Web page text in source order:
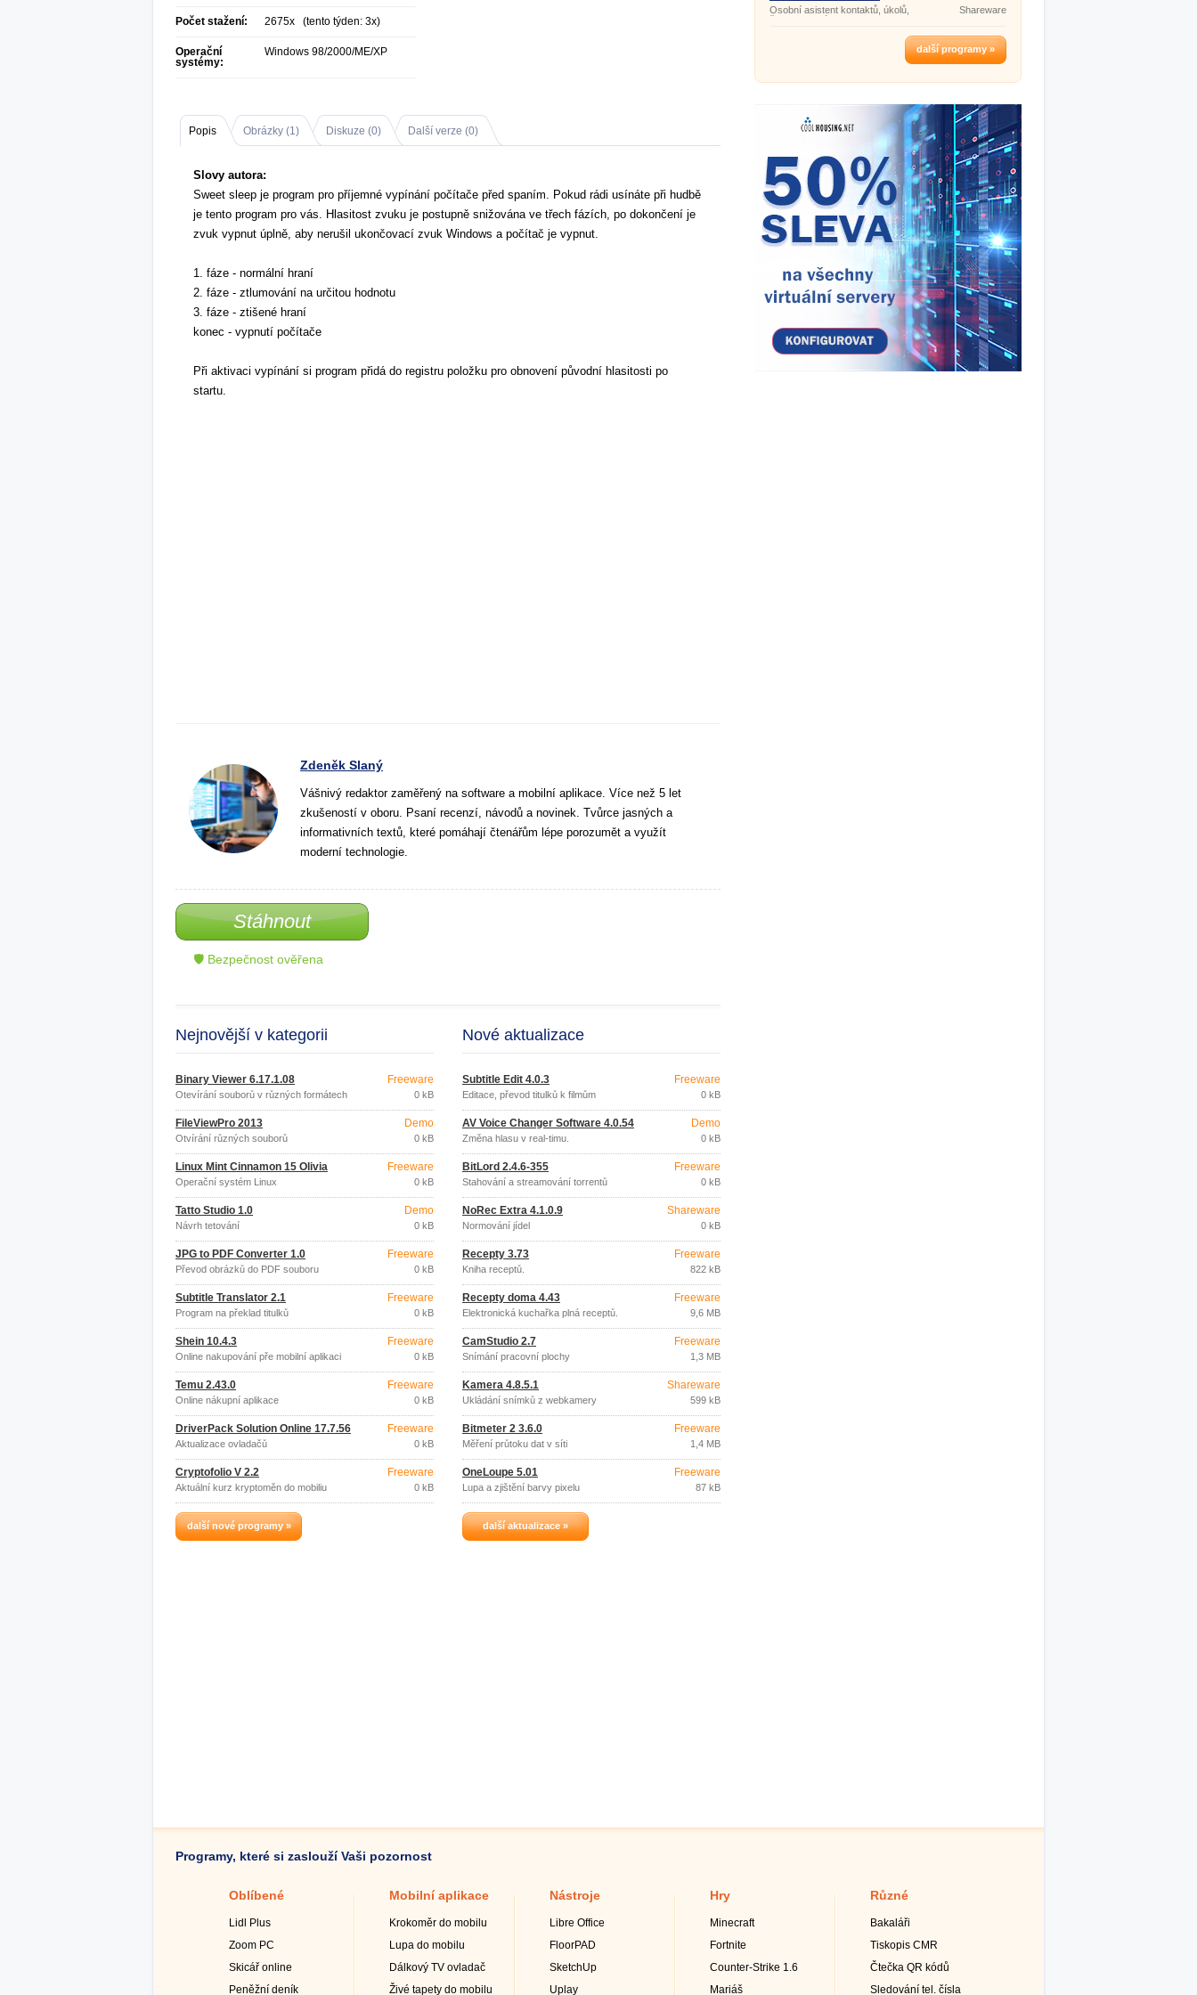
Počet stažení: 2675x (tento týden: 3x)
Operační
systémy:
Windows 98/2000/ME/XP
Popis Obrázky (1) Diskuze (0) Další verze (0)
Slovy autora:
Sweet sleep je program pro příjemné vypínání počítače před spaním. Pokud rádi usínáte při hudbě
je tento program pro vás. Hlasitost zvuku je postupně snižována ve třech fázích, po dokončení je
zvuk vypnut úplně, aby nerušil ukončovací zvuk Windows a počítač je vypnut.
1. fáze - normální hraní
2. fáze - ztlumování na určitou hodnotu
3. fáze - ztišené hraní
konec - vypnutí počítače
Při aktivaci vypínání si program přidá do registru položku pro obnovení původní hlasitosti po
startu.
Zdeněk Slaný
Vášnivý redaktor zaměřený na software a mobilní aplikace. Více než 5 let
zkušeností v oboru. Psaní recenzí, návodů a novinek. Tvůrce jasných a
informativních textů, které pomáhají čtenářům lépe porozumět a využít
moderní technologie.
Stáhnout
🛡 Bezpečnost ověřena
Nejnovější v kategorii
Binary Viewer 6.17.1.08
Otevírání souborů v různých formátech
Freeware
0 kB
FileViewPro 2013
Otvírání různých souborů
Demo
0 kB
Linux Mint Cinnamon 15 Olivia
Operační systém Linux
Freeware
0 kB
Tatto Studio 1.0
Návrh tetování
Demo
0 kB
JPG to PDF Converter 1.0
Převod obrázků do PDF souboru
Freeware
0 kB
Subtitle Translator 2.1
Program na překlad titulků
Freeware
0 kB
Shein 10.4.3
Online nakupování pře mobilní aplikaci
Freeware
0 kB
Temu 2.43.0
Online nákupní aplikace
Freeware
0 kB
DriverPack Solution Online 17.7.56
Aktualizace ovladačů
Freeware
0 kB
Cryptofolio V 2.2
Aktuální kurz kryptoměn do mobiliu
Freeware
0 kB
další nové programy »
Nové aktualizace
Subtitle Edit 4.0.3
Editace, převod titulků k filmům
Freeware
0 kB
AV Voice Changer Software 4.0.54
Změna hlasu v real-timu.
Demo
0 kB
BitLord 2.4.6-355
Stahování a streamování torrentů
Freeware
0 kB
NoRec Extra 4.1.0.9
Normování jídel
Shareware
0 kB
Recepty 3.73
Kniha receptů.
Freeware
822 kB
Recepty doma 4.43
Elektronická kuchařka plná receptů.
Freeware
9,6 MB
CamStudio 2.7
Snímání pracovní plochy
Freeware
1,3 MB
Kamera 4.8.5.1
Ukládání snímků z webkamery
Shareware
599 kB
Bitmeter 2 3.6.0
Měření průtoku dat v síti
Freeware
1,4 MB
OneLoupe 5.01
Lupa a zjištění barvy pixelu
Freeware
87 kB
další aktualizace »
Osobní asistent kontaktů, úkolů,
času a poznámek.
Shareware
další programy »
Programy, které si zaslouží Vaši pozornost
Oblíbené
Lidl Plus
Zoom PC
Skicář online
Peněžní deník
Mobilní aplikace
Krokoměr do mobilu
Lupa do mobilu
Dálkový TV ovladač
Živé tapety do mobilu
Nástroje
Libre Office
FloorPAD
SketchUp
Uplay
Hry
Minecraft
Fortnite
Counter-Strike 1.6
Mariáš
Různé
Bakaláři
Tiskopis CMR
Čtečka QR kódů
Sledování tel. čísla